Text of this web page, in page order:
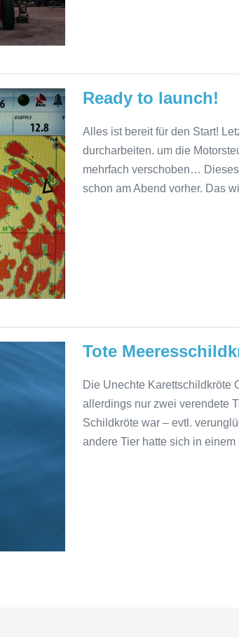
Ready to launch!
Alles ist bereit für den Start!
durcharbeiten. um die
mehrfach verschoben…
schon am Abend vorher. Das
Tote
Die Unechte Karettschildkröte
allerdings nur zwei verendete
Schildkröte war – evtl.
andere Tier hatte sich in